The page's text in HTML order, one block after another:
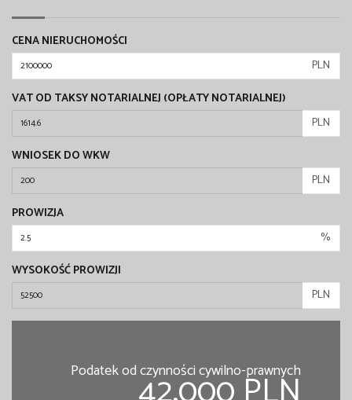
CENA NIERUCHOMOŚCI
PLN
VAT OD TAKSY NOTARIALNEJ (OPŁATY NOTARIALNEJ)
PLN
WNIOSEK DO WKW
PLN
PROWIZJA
%
WYSOKOŚĆ PROWIZJI
PLN
Podatek od czynności cywilno-prawnych